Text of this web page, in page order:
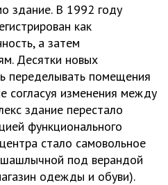
здание. В 1992 году
как
а затем
Десятки новых
переделывать помещения
согласуя изменения между
здание перестало
функционального
стало самовольное
шашлычной под верандой
одежды и обуви).